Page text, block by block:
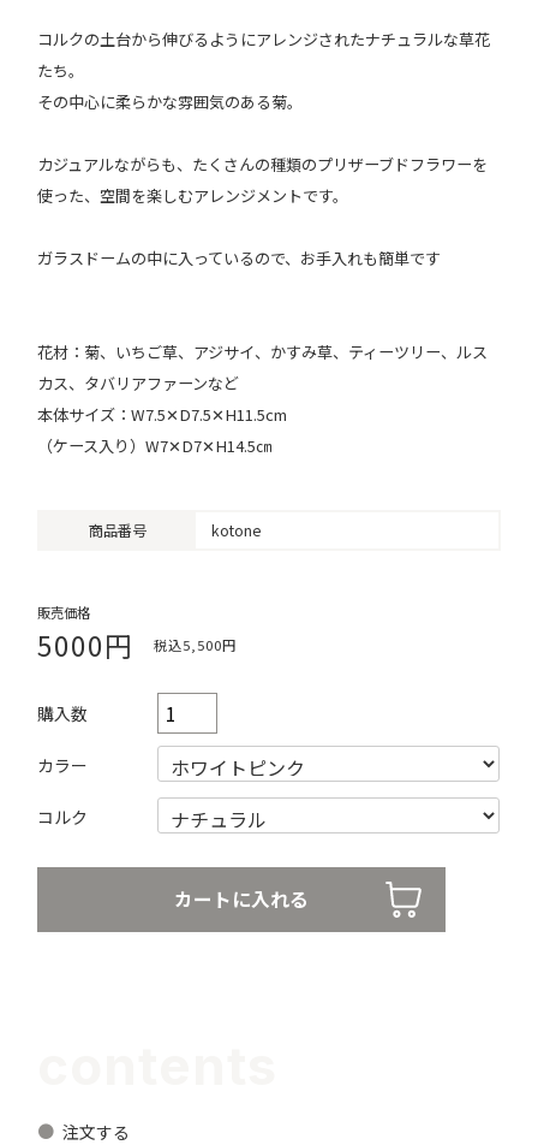
コルクの土台から伸びるようにアレンジされたナチュラルな草花
たち。
その中心に柔らかな雰囲気のある菊。
カジュアルながらも、たくさんの種類のプリザーブドフラワーを
使った、空間を楽しむアレンジメントです。
ガラスドームの中に入っているので、お手入れも簡単です
花材：菊、いちご草、アジサイ、かすみ草、ティーツリー、ルス
カス、タバリアファーンなど
本体サイズ：W7.5✕D7.5✕H11.5cm
（ケース入り）W7✕D7✕H14.5㎝
商品番号 kotone
販売価格
5000円 税込5,500円
購入数
カラー
コルク
注文する